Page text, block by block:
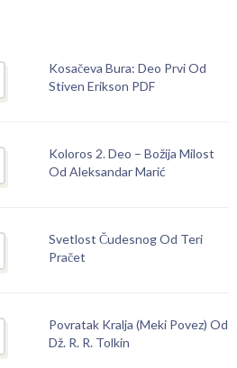
Kosačeva Bura: Deo Prvi Od
Stiven Erikson PDF
Koloros 2. Deo – Božija Milost
Od Aleksandar Marić
Svetlost Čudesnog Od Teri
Pračet
Povratak Kralja (Meki Povez) Od
Dž. R. R. Tolkin